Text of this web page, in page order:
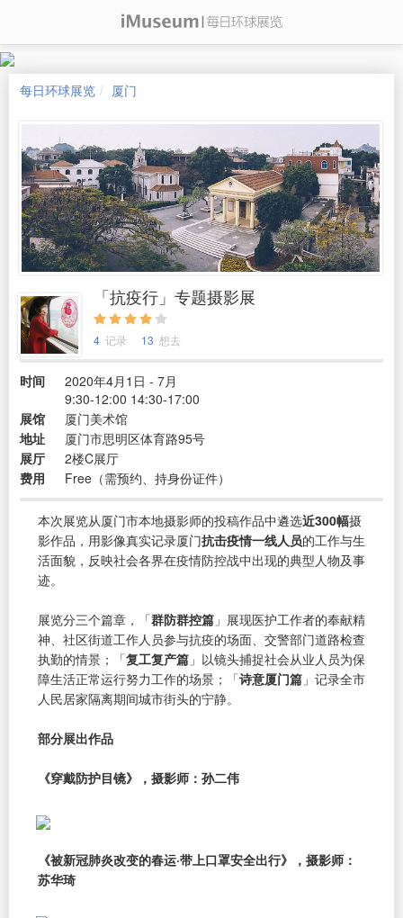
每日环球展览 厦门
「抗疫行」专题摄影展
4 记录 13 想去
时间
2020年4月1日 - 7月
9:30-12:00 14:30-17:00
展馆
厦门美术馆
地址
厦门市思明区体育路95号
展厅
2楼C展厅
费用
Free（需预约、持身份证件）
本次展览从厦门市本地摄影师的投稿作品中遴选近300幅摄
影作品，用影像真实记录厦门抗击疫情一线人员的工作与生
活面貌，反映社会各界在疫情防控战中出现的典型人物及事
迹。
展览分三个篇章，「群防群控篇 」展现医护工作者的奉献精
神、社区街道工作人员参与抗疫的场面、交警部门道路检查
执勤的情景；「复工复产篇 」以镜头捕捉社会从业人员为保
障生活正常运行努力工作的场景；「诗意厦门篇 」记录全市
人民居家隔离期间城市街头的宁静。
部分展出作品
《穿戴防护目镜》，摄影师：孙二伟
《被新冠肺炎改变的春运·带上口罩安全出行》，摄影师：
苏华琦